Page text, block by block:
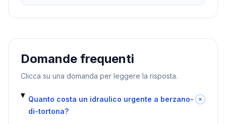
Domande frequenti
Clicca su una domanda per leggere la risposta.
Quanto costa un idraulico urgente a berzano-
di-tortona?